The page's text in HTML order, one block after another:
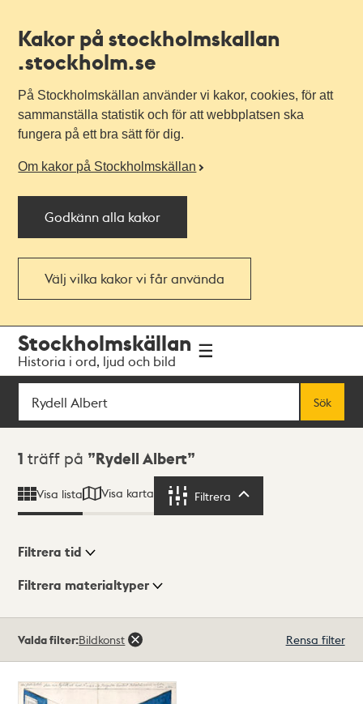
Kakor på stockholmskallan
.stockholm.se
På Stockholmskällan använder vi kakor, cookies, för att
sammanställa statistik och för att webbplatsen ska
fungera på ett bra sätt för dig.
Om kakor på Stockholmskällan
Godkänn alla kakor
Välj vilka kakor vi får använda
navigationen
huvudinnehållet
Stockholmskällan
Historia i ord, ljud och bild
Sök
Sök
Sökresultat
1 träff på Rydell Albert
Visa lista Visa karta Filtrera
Visningsläge
Filtrera tid
Filtrera materialtyper
träffar
Valda filter:Bildkonst Rensa filter